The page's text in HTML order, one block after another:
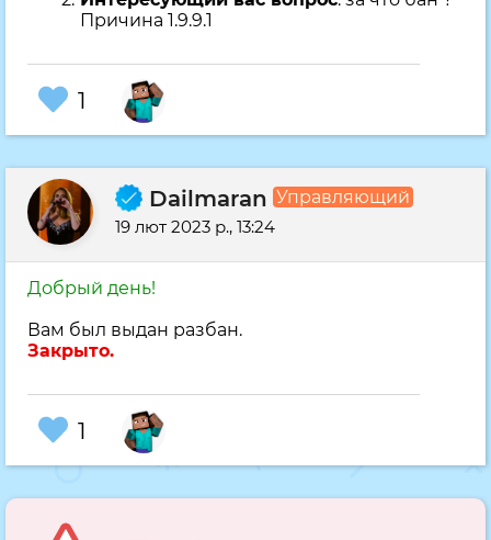
Причина 1.9.9.1
1
Dailmaran Управляющий
19 лют 2023 р., 12:24
Добрый день!
Вам был выдан разбан.
Закрыто.
1